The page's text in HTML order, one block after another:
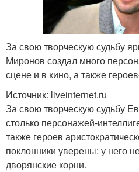
За свою творческую судьбу
Миронов создал много
сцене и в кино, а также
Источник: liveinternet.ru
За свою творческую судьбу
столько персонажей-
также героев
поклонники уверены: у него
дворянские корни.